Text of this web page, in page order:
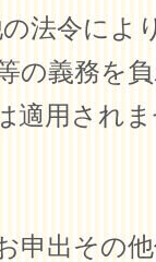
法令によ
の義務を
適用され
申出その